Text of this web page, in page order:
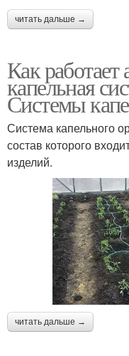
читать дальше →
Как работает
капельная
Системы
Система капельного
состав которого
изделий.
читать дальше →